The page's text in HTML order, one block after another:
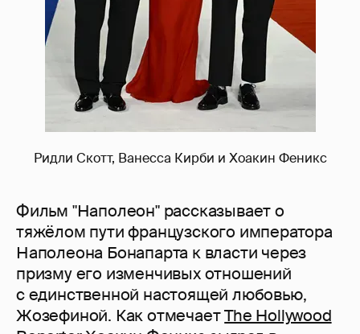
Ридли Скотт, Ванесса Кирби и Хоакин Феникс
Фильм "Наполеон" рассказывает о
тяжёлом пути французского императора
Наполеона Бонапарта к власти через
призму его изменчивых отношений
с единственной настоящей любовью,
Жозефиной. Как отмечаетThe Hollywood